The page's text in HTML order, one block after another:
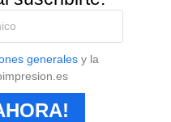
generales y la